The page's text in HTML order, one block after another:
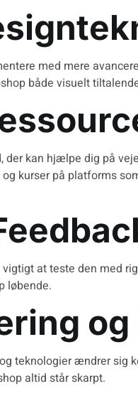
med mere
både visuelt
kan hjælpe dig på
kurser på platforms
at teste den med
løbende.
og
teknologier ændrer
altid står skarpt.